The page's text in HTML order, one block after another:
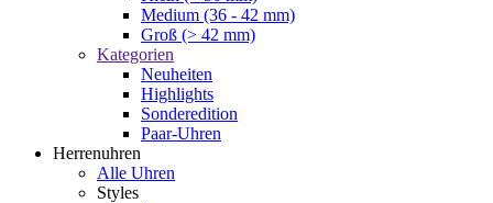
Medium (36 - 42 mm)
Groß (> 42 mm)
Kategorien
Neuheiten
Highlights
Sonderedition
Paar-Uhren
Herrenuhren
Alle Uhren
Styles